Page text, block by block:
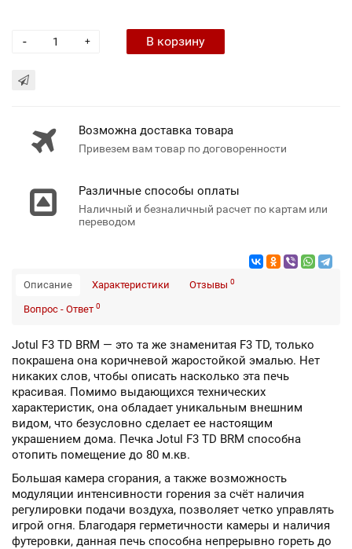
+
- В корзину
Возможна доставка товара
Привезем вам товар по договоренности
Различные способы оплаты
Наличный и безналичный расчет по картам или
переводом
Описание Характеристики Отзывы 0
Вопрос - Ответ 0
Jotul F3 TD BRM ― это та же знаменитая F3 TD, только
покрашена она коричневой жаростойкой эмалью. Нет
никаких слов, чтобы описать насколько эта печь
красивая. Помимо выдающихся технических
характеристик, она обладает уникальным внешним
видом, что безусловно сделает ее настоящим
украшением дома. Печка Jotul F3 TD BRM способна
отопить помещение до 80 м.кв.
Большая камера сгорания, а также возможность
модуляции интенсивности горения за счёт наличия
регулировки подачи воздуха, позволяет четко управлять
игрой огня. Благодаря герметичности камеры и наличия
футеровки, данная печь способна непрерывно гореть до